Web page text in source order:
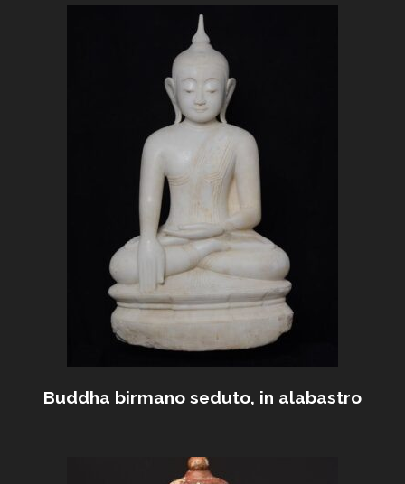
Buddha birmano seduto, in alabastro